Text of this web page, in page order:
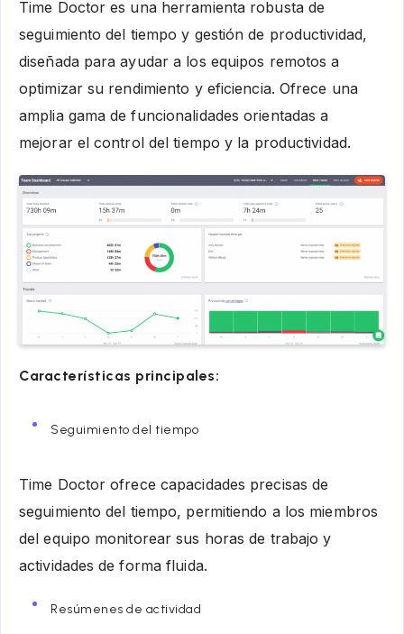
Time Doctor es una herramienta robusta de
seguimiento del tiempo y gestión de productividad,
diseñada para ayudar a los equipos remotos a
optimizar su rendimiento y eficiencia. Ofrece una
amplia gama de funcionalidades orientadas a
mejorar el control del tiempo y la productividad.
Características principales:
Seguimiento del tiempo
Time Doctor ofrece capacidades precisas de
seguimiento del tiempo, permitiendo a los miembros
del equipo monitorear sus horas de trabajo y
actividades de forma fluida.
Resúmenes de actividad